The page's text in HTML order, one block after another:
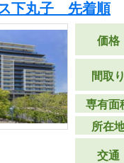
下丸子 先着順
価格
間取り
専有面
所在
交通